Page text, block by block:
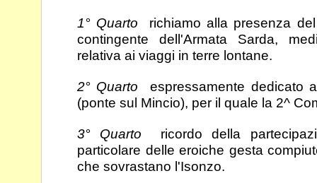
1° Quarto richiamo alla presenza
contingente dell'Armata Sarda,
relativa ai viaggi in terre lontane.
2° Quartoespressamente dedicato
(ponte sul Mincio), per il quale la 2^
3° Quarto ricordo della
particolare delle eroiche gesta
che sovrastano l'Isonzo.